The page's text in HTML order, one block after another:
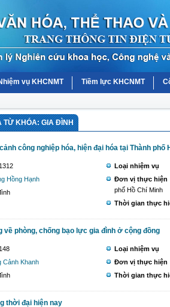
vụ KHCNMT Tiềm lực KHCNMT
TỪ KHÓA: GIA ĐÌNH
công nghiệp hóa, hiện đại hóa tại Thành phố
Hồng Hạnh
Loại nhiệm vụ
Đơn vị thực hiện
phố Hồ Chí Minh
Thời gian thực
về phòng, chống bạo lực gia đình ở cộng đồng
Cảnh Khanh
Loại nhiệm vụ
Đơn vị thực hiện
Thời gian thực
thời đại hiện nay